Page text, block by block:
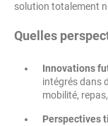
solution totalement
Quelles
Innovations
intégrés dans
mobilité,
Perspectives